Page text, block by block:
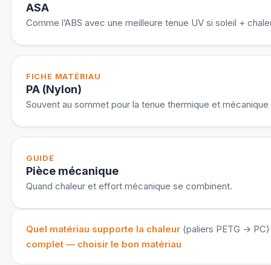
ASA
Comme l’ABS avec une meilleure tenue UV si soleil +
FICHE MATÉRIAU
PA (Nylon)
Souvent au sommet pour la tenue thermique et
GUIDE
Pièce mécanique
Quand chaleur et effort mécanique se combinent.
Quel matériau supporte la chaleur(paliers PETG → PC)
complet — choisir le bon matériau